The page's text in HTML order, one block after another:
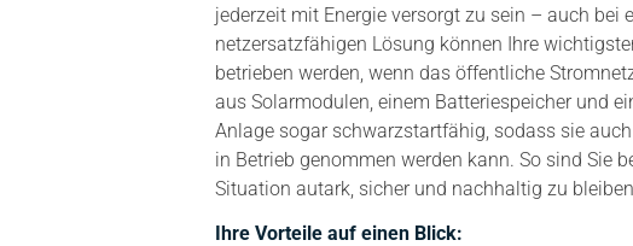
jederzeit mit Energie versorgt zu sein – auch bei
netzersatzfähigen Lösung können Ihre
betrieben werden, wenn das öffentliche
aus Solarmodulen, einem Batteriespeicher und
Anlage sogar schwarzstartfähig, sodass sie
in Betrieb genommen werden kann. So sind Sie
Situation autark, sicher und nachhaltig zu
Ihre Vorteile auf einen Blick: